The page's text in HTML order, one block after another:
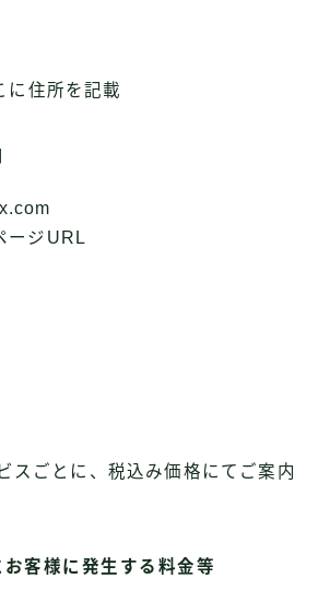
住所を記載
ージURL
スごとに、税込み価格にてご案内
客様に発生する料金等